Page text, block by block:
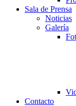
Sala de Prensa
Noticias
Galería
Contacto